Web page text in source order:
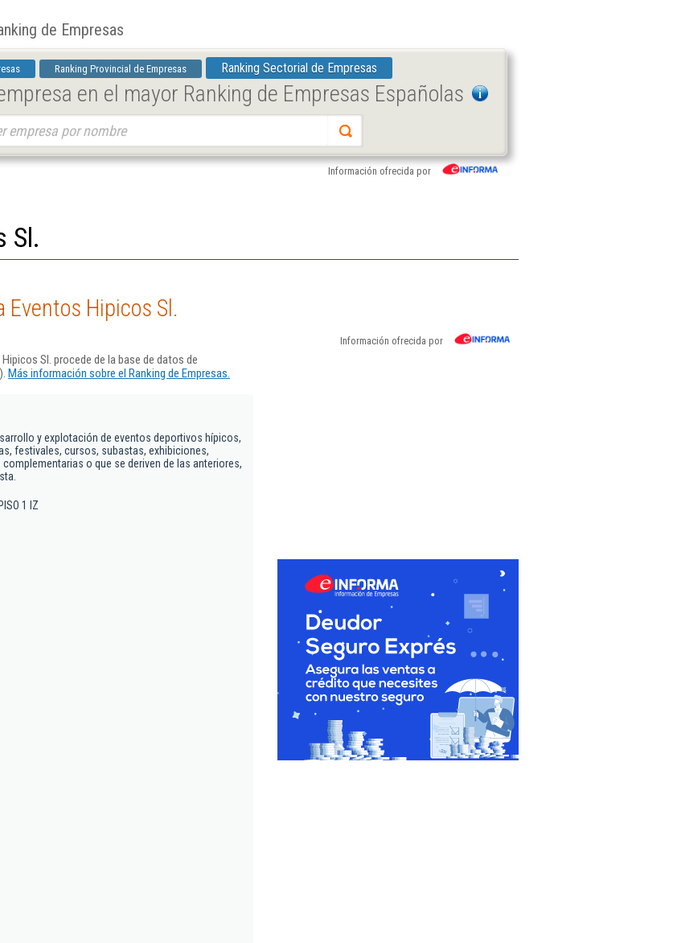
de Empresas
Ranking Provincial de Empresas Ranking Sectorial de Empresas
en el mayor Ranking de Empresas Españolas
Información ofrecida por
Sl.
Eventos Hipicos Sl.
Información ofrecida por
Sl. procede de la base de datos de
Más información sobre el Ranking de Empresas.
y explotación de eventos deportivos hípicos,
festivales, cursos, subastas, exhibiciones,
o que se deriven de las anteriores,
1 IZ